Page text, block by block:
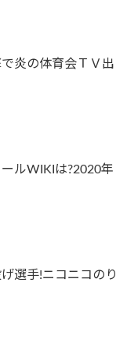
炎の体育会ＴＶ出
ルWIKIは?2020年
選手!ニコニコのり